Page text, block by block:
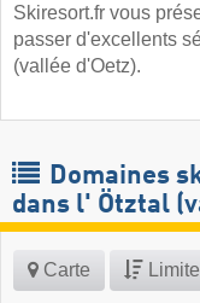
Skiresort.fr vous
passer d'excellents
(vallée d'Oetz).
Domaines
dans l' Ötztal
Carte